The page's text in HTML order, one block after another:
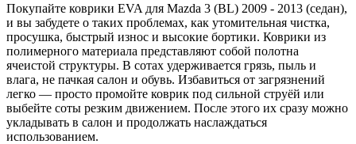
Покупайте коврики EVA для Mazda 3 (BL) 2009 - 2013 (седан),
и вы забудете о таких проблемах, как утомительная чистка,
просушка, быстрый износ и высокие бортики. Коврики из
полимерного материала представляют собой полотна
ячеистой структуры. В сотах удерживается грязь, пыль и
влага, не пачкая салон и обувь. Избавиться от загрязнений
легко — просто промойте коврик под сильной струёй или
выбейте соты резким движением. После этого их сразу можно
укладывать в салон и продолжать наслаждаться
использованием.